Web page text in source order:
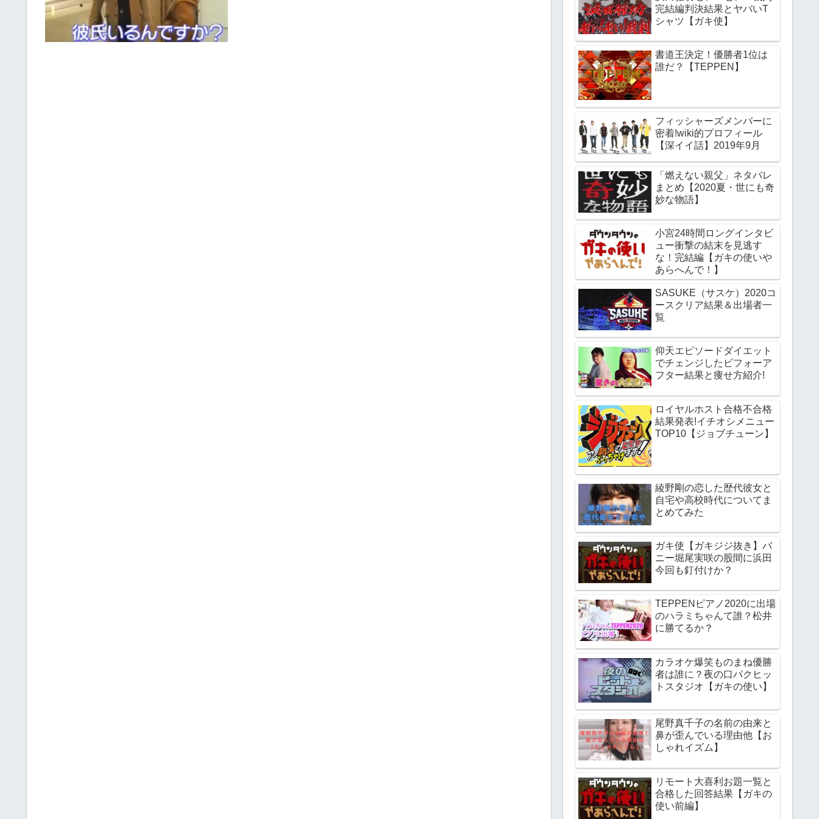
完結編判決結果とヤバいT
シャツ【ガキ使】
書道王決定！優勝者1位は
誰だ？【TEPPEN】
フィッシャーズメンバーに
密着!wiki的プロフィール
【深イイ話】2019年9月
「燃えない親父」ネタバレ
まとめ【2020夏・世にも奇
妙な物語】
小宮24時間ロングインタビ
ュー衝撃の結末を見逃す
な！完結編【ガキの使いや
あらへんで！】
SASUKE（サスケ）2020コ
ースクリア結果＆出場者一
覧
仰天エピソードダイエット
でチェンジしたビフォーア
フター結果と痩せ方紹介!
ロイヤルホスト合格不合格
結果発表!イチオシメニュー
TOP10【ジョブチューン】
綾野剛の恋した歴代彼女と
自宅や高校時代についてま
とめてみた
ガキ使【ガキジジ抜き】バ
ニー堀尾実咲の股間に浜田
今回も釘付けか？
TEPPENピアノ2020に出場
のハラミちゃんて誰？松井
に勝てるか？
カラオケ爆笑ものまね優勝
者は誰に？夜の口パクヒッ
トスタジオ【ガキの使い】
尾野真千子の名前の由来と
鼻が歪んでいる理由他【お
しゃれイズム】
リモート大喜利お題一覧と
合格した回答結果【ガキの
使い前編】